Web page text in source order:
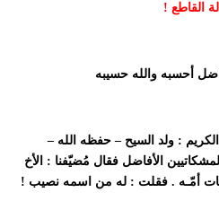
القاطع !
: ولد السيح – حفظه الله –
الأفاضل فقال مُضيّفنا : الأخ
أمّـه . فقلت : له من اسمه نصيب !